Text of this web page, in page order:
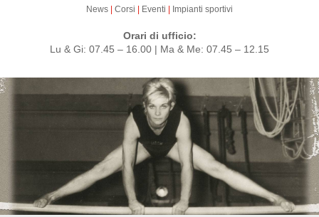
News | Corsi | Eventi | Impianti sportivi
Orari di ufficio:
Lu & Gi: 07.45 – 16.00 | Ma & Me: 07.45 – 12.15
Servizi e Contatti